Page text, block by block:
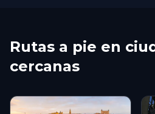
Rutas a pie en
cercanas